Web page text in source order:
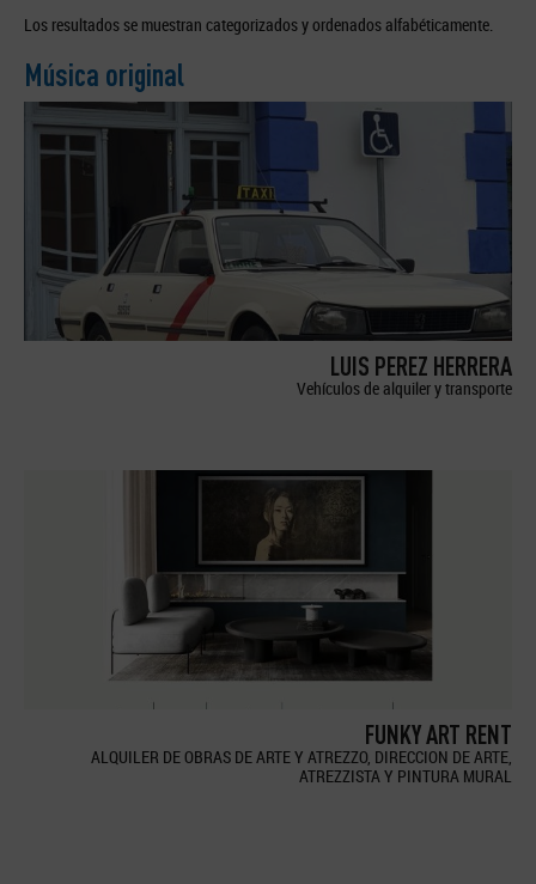
Los resultados se muestran categorizados y ordenados alfabéticamente.
Música original
LUIS PEREZ HERRERA
Vehículos de alquiler y transporte
FUNKY ART RENT
ALQUILER DE OBRAS DE ARTE Y ATREZZO, DIRECCION DE ARTE,
ATREZZISTA Y PINTURA MURAL